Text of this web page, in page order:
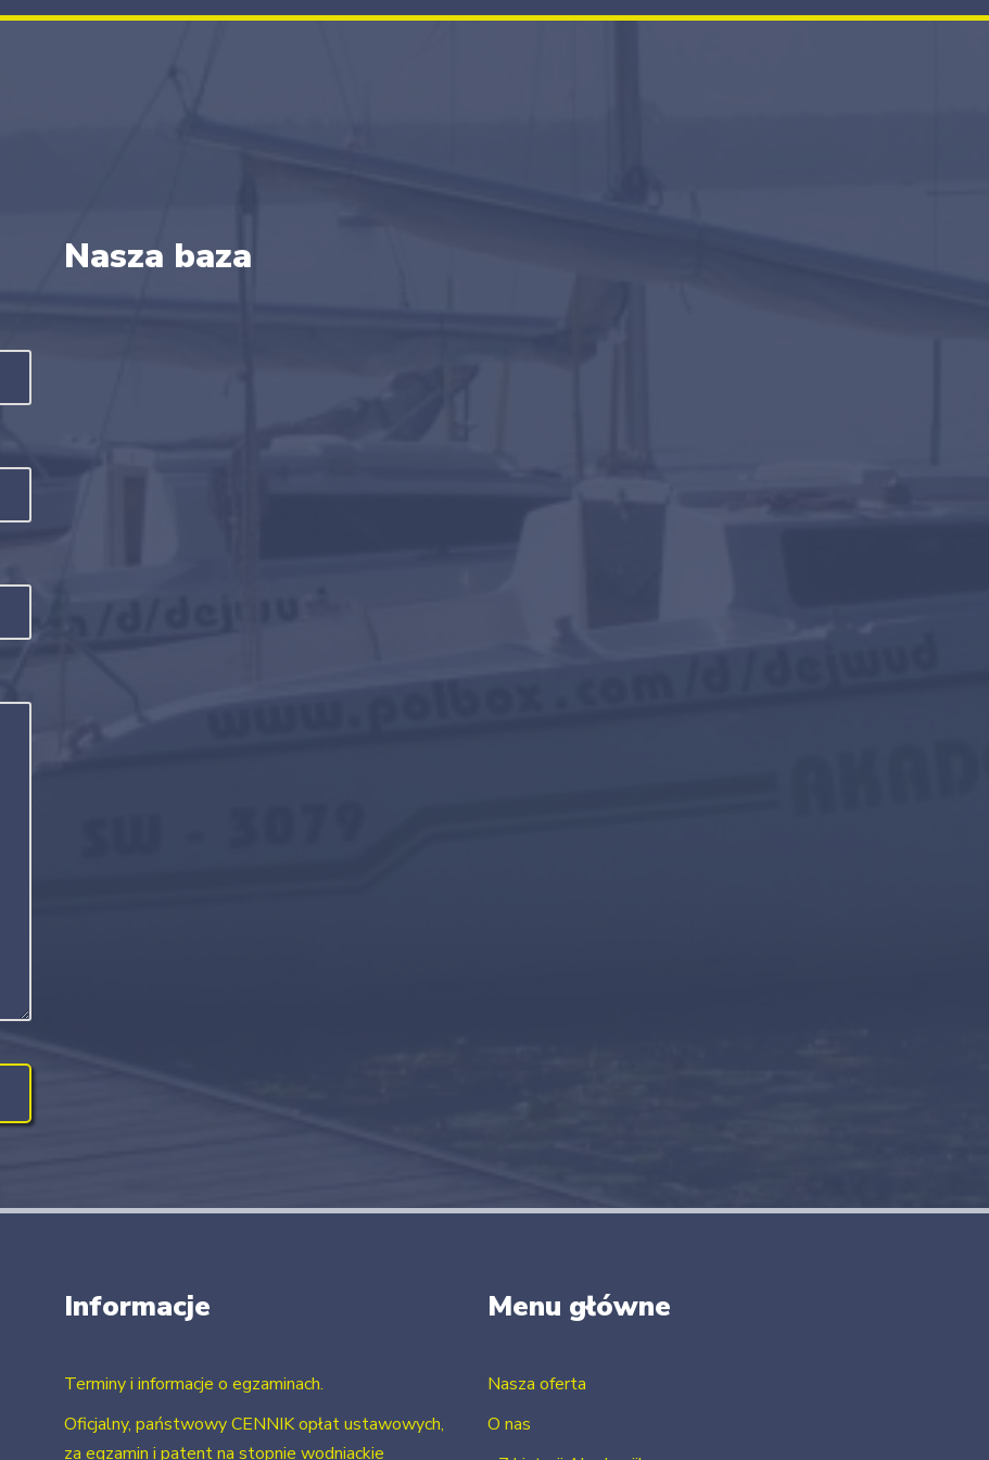
Nasza baza
Informacje
Terminy i informacje o egzaminach.
Oficjalny, państwowy CENNIK opłat ustawowych,
za egzamin i patent na stopnie wodniackie
Menu główne
Nasza oferta
O nas